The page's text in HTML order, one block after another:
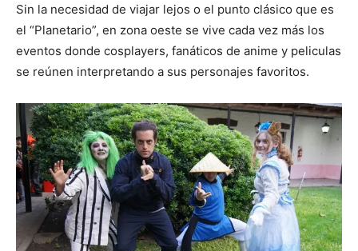
Sin la necesidad de viajar lejos o el punto clásico que es
el “Planetario”, en zona oeste se vive cada vez más los
eventos donde cosplayers, fanáticos de anime y peliculas
se reúnen interpretando a sus personajes favoritos.